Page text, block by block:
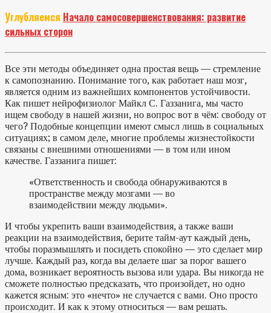
Углубляемся Начало самосовершенствования: развитие
сильных сторон
Все эти методы объединяет одна простая вещь — стремление
к самопознанию. Понимание того, как работает наш мозг,
является одним из важнейших компонентов устойчивости.
Как пишет нейрофизиолог Майкл С. Газзанига, мы часто
ищем свободу в нашей жизни, но вопрос вот в чём: свободу от
чего? Подобные концепции имеют смысл лишь в социальных
ситуациях; в самом деле, многие проблемы жизнестойкости
связаны с внешними отношениями — в том или ином
качестве. Газзанига пишет:
«Ответственность и свобода обнаруживаются в
пространстве между мозгами — во
взаимодействии между людьми».
И чтобы укрепить ваши взаимодействия, а также ваши
реакции на взаимодействия, берите тайм-аут каждый день,
чтобы поразмышлять и посидеть спокойно — это сделает мир
лучше. Каждый раз, когда вы делаете шаг за порог вашего
дома, возникает вероятность вызова или удара. Вы никогда не
сможете полностью предсказать, что произойдет, но одно
кажется ясным: это «нечто» не случается с вами. Оно просто
происходит. И как к этому относиться — вам решать.